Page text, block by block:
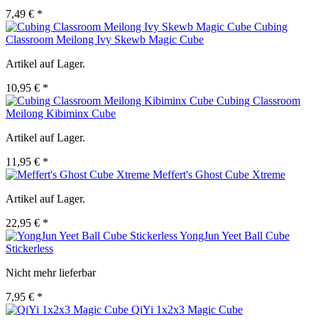
7,49 € *
Cubing
Classroom Meilong Ivy Skewb Magic Cube
Artikel auf Lager.
10,95 € *
Cubing Classroom
Meilong Kibiminx Cube
Artikel auf Lager.
11,95 € *
Meffert's Ghost Cube Xtreme
Artikel auf Lager.
22,95 € *
YongJun Yeet Ball Cube
Stickerless
Nicht mehr lieferbar
7,95 € *
QiYi 1x2x3 Magic Cube